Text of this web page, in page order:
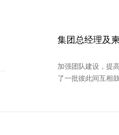
集团总经理及
加强团队建设，提
了一批彼此间互相